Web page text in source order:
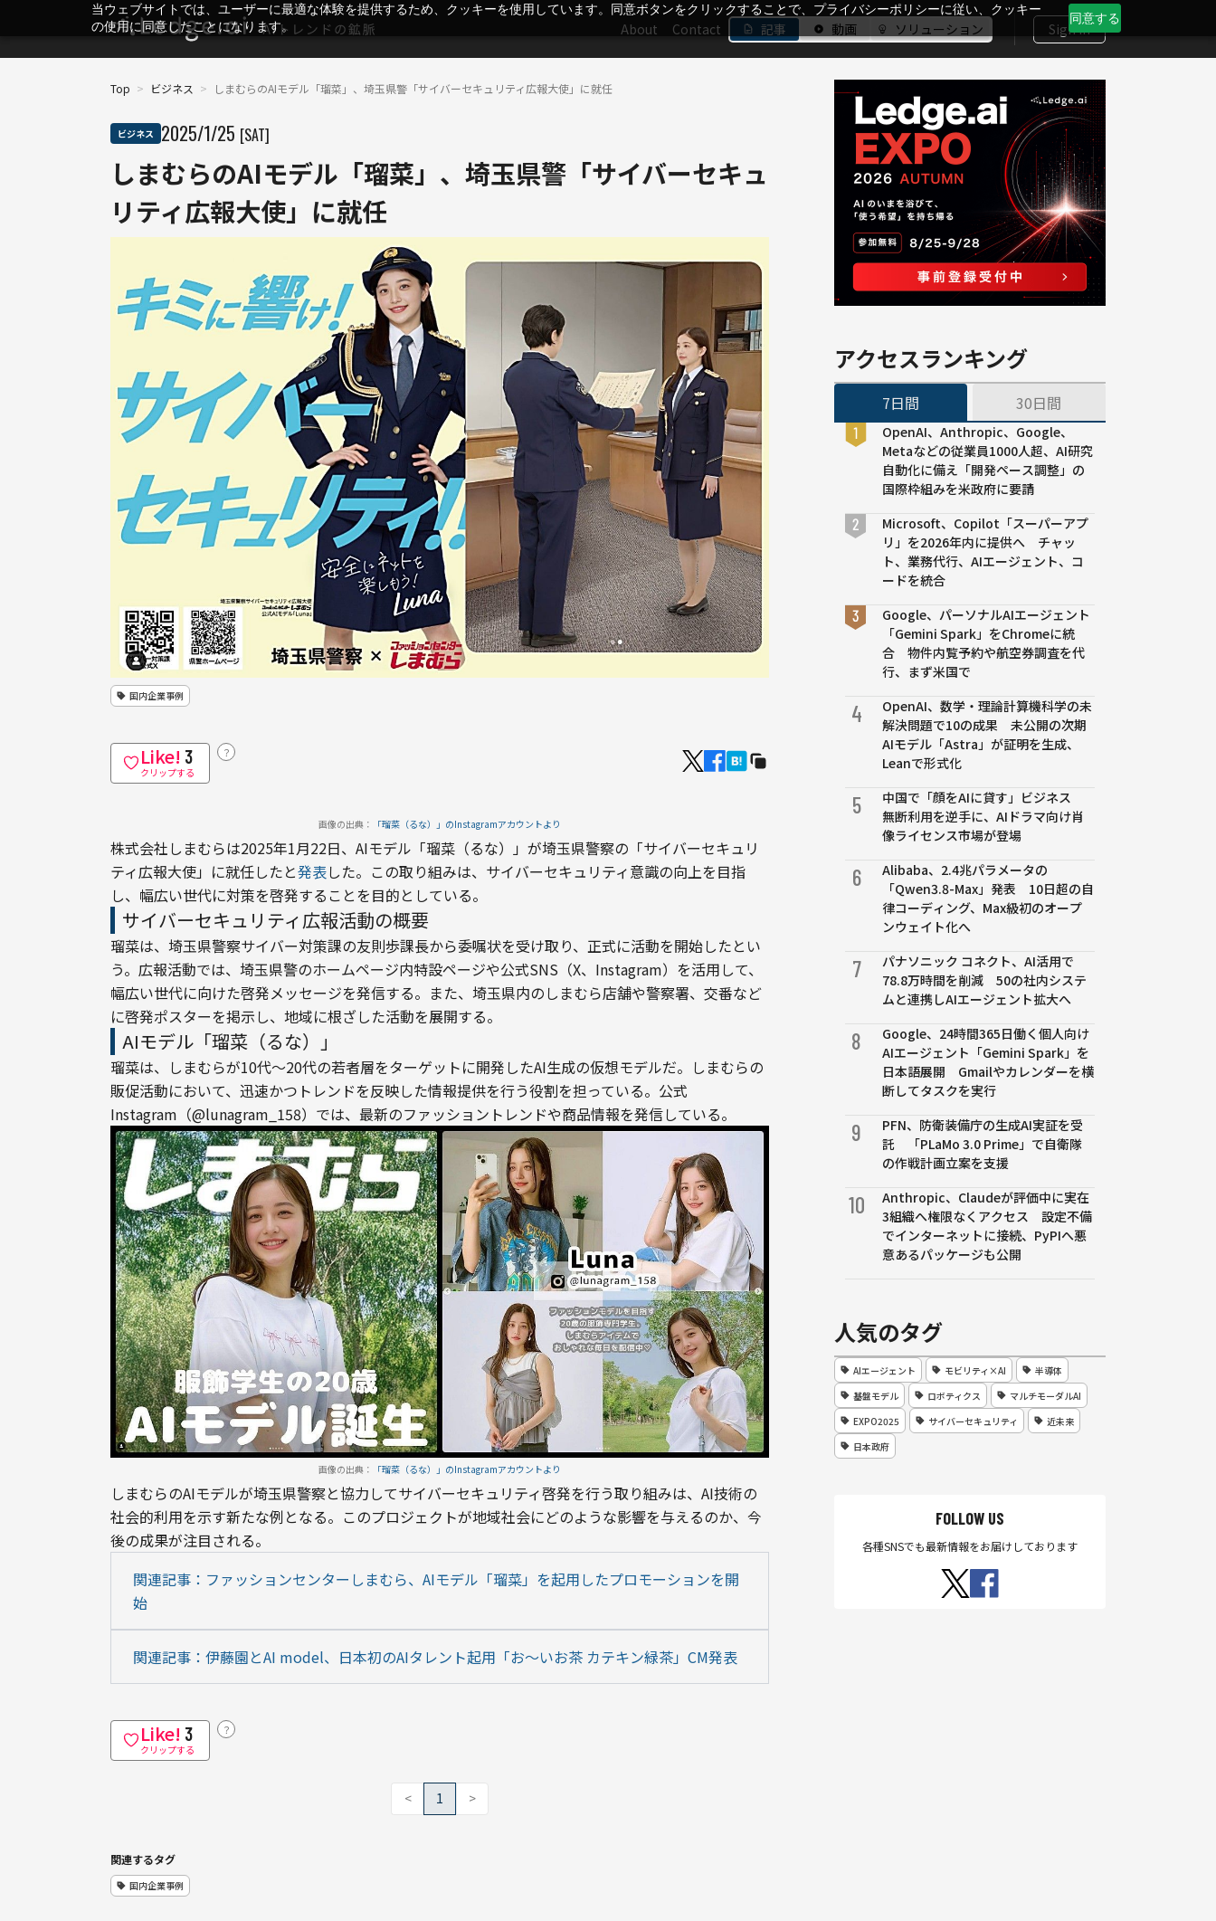
当ウェブサイトでは、ユーザーに最適な体験を提供するため、クッキーを使用しています。同意ボタンをクリックすることで、プライバシーポリシーに従い、クッキー
の使用に同意したことになります。
同意する
About Contact 記事 動画 ソリューション Sign In
Top > ビジネス > しまむらのAIモデル「瑠菜」、埼玉県警「サイバーセキュリティ広報大使」に就任
ビジネス 2025/1/25 [SAT]
しまむらのAIモデル「瑠菜」、埼玉県警「サイバーセキュ
リティ広報大使」に就任
国内企業事例
Like! 3
クリップする
？
画像の出典： 「瑠菜（るな）」のInstagramアカウントより
株式会社しまむらは2025年1月22日、AIモデル「瑠菜（るな）」が埼玉県警察の「サイバーセキュリ
ティ広報大使」に就任したと発表した。この取り組みは、サイバーセキュリティ意識の向上を目指
し、幅広い世代に対策を啓発することを目的としている。
サイバーセキュリティ広報活動の概要
瑠菜は、埼玉県警察サイバー対策課の友則歩課長から委嘱状を受け取り、正式に活動を開始したとい
う。広報活動では、埼玉県警のホームページ内特設ページや公式SNS（X、Instagram）を活用して、
幅広い世代に向けた啓発メッセージを発信する。また、埼玉県内のしまむら店舗や警察署、交番など
に啓発ポスターを掲示し、地域に根ざした活動を展開する。
AIモデル「瑠菜（るな）」
瑠菜は、しまむらが10代～20代の若者層をターゲットに開発したAI生成の仮想モデルだ。しまむらの
販促活動において、迅速かつトレンドを反映した情報提供を行う役割を担っている。公式
Instagram（@lunagram_158）では、最新のファッショントレンドや商品情報を発信している。
画像の出典： 「瑠菜（るな）」のInstagramアカウントより
しまむらのAIモデルが埼玉県警察と協力してサイバーセキュリティ啓発を行う取り組みは、AI技術の
社会的利用を示す新たな例となる。このプロジェクトが地域社会にどのような影響を与えるのか、今
後の成果が注目される。
関連記事：ファッションセンターしまむら、AIモデル「瑠菜」を起用したプロモーションを開
始
関連記事：伊藤園とAI model、日本初のAIタレント起用「お～いお茶 カテキン緑茶」CM発表
Like! 3
クリップする
？
< 1 >
関連するタグ
国内企業事例
アクセスランキング
7日間 30日間
OpenAI、Anthropic、Google、
Metaなどの従業員1000人超、AI研究
自動化に備え「開発ペース調整」の
国際枠組みを米政府に要請
Microsoft、Copilot「スーパーアプ
リ」を2026年内に提供へ チャッ
ト、業務代行、AIエージェント、コ
ードを統合
Google、パーソナルAIエージェント
「Gemini Spark」をChromeに統
合 物件内覧予約や航空券調査を代
行、まず米国で
4
OpenAI、数学・理論計算機科学の未
解決問題で10の成果 未公開の次期
AIモデル「Astra」が証明を生成、
Leanで形式化
5
中国で「顔をAIに貸す」ビジネス
無断利用を逆手に、AIドラマ向け肖
像ライセンス市場が登場
6
Alibaba、2.4兆パラメータの
「Qwen3.8-Max」発表 10日超の自
律コーディング、Max級初のオープ
ンウェイト化へ
7
パナソニック コネクト、AI活用で
78.8万時間を削減 50の社内システ
ムと連携しAIエージェント拡大へ
8
Google、24時間365日働く個人向け
AIエージェント「Gemini Spark」を
日本語展開 Gmailやカレンダーを横
断してタスクを実行
9
PFN、防衛装備庁の生成AI実証を受
託 「PLaMo 3.0 Prime」で自衛隊
の作戦計画立案を支援
10
Anthropic、Claudeが評価中に実在
3組織へ権限なくアクセス 設定不備
でインターネットに接続、PyPIへ悪
意あるパッケージも公開
人気のタグ
AIエージェント モビリティ×AI
半導体
基盤モデル
ロボティクス
マルチモーダルAI
EXPO2025
サイバーセキュリティ
近未来
日本政府
FOLLOW US
各種SNSでも最新情報をお届けしております